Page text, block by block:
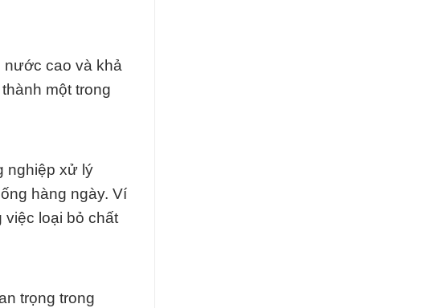
nước cao và khả
một trong
nghiệp xử lý
hàng ngày. Ví
việc loại bỏ chất
trọng trong